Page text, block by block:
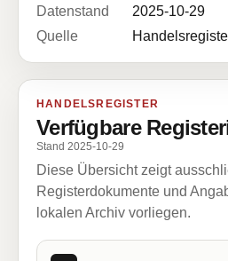
Datenstand
2025-10-29
Quelle
HANDELSREGISTER
Verfügbare
Stand 2025-10-29
Diese Übersicht zeigt
Registerdokumente und
lokalen Archiv vorliegen.